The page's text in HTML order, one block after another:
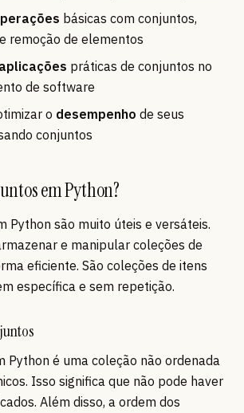
básicas com conjuntos,
remoção de elementos
aplicações práticas de conjuntos no
de software
o desempenho de seus
conjuntos
em Python?
Python são muito úteis e versáteis.
e manipular coleções de
eficiente. São coleções de itens
específica e sem repetição.
Python é uma coleção não ordenada
Isso significa que não pode haver
Além disso, a ordem dos